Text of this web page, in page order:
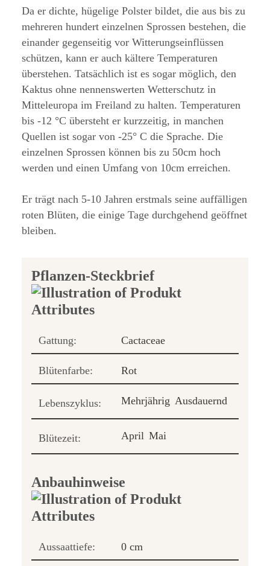
Da er dichte, hügelige Polster bildet, die aus bis zu
mehreren hundert einzelnen Sprossen bestehen, die
einander gegenseitig vor Witterungseinflüssen
schützen, kann er auch kältere Temperaturen
überstehen. Tatsächlich ist es sogar möglich, den
Kaktus ohne nennenswerten Wetterschutz in
Mitteleuropa im Freiland zu halten. Temperaturen
bis -12 °C übersteht er kurzzeitig, in manchen
Quellen ist sogar von -25° C die Sprache. Die
einzelnen Sprossen können bis zu 50cm hoch
werden und einen Umfang von 10cm erreichen.
Er trägt nach 5-10 Jahren erstmals seine auffälligen
roten Blüten, die einige Tage durchgehend geöffnet
bleiben.
Pflanzen-Steckbrief
Gattung: Cactaceae
Blütenfarbe: Rot
Lebenszyklus: Mehrjährig Ausdauernd
Blütezeit: April Mai
Anbauhinweise
Aussaattiefe: 0 cm